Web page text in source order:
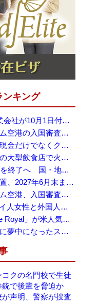
ンキング
タイ3空港高速鉄道、事業会社が10月1日付の契約終了を通知 「現時点での撤退決定ではない」
バンコク・スワンナプーム空港の入国審査に長蛇の列、SNSで「3～4時間待ち」との投稿が拡散
タイ入国の所持金証明、現金だけでなくクレジットカードや銀行明細も提示可能
バンコク・ラプラオ通りの大型飲食店で火災、27人死亡・多数負傷
タイ、ノービザ60日滞在を終了へ 国・地域別に30日・15日へ再編
タイ人の日本ビザ免除措置、2027年6月末まで延長 不安広がる中でひとまず安堵
バンコク・スワンナプーム空港、入国審査で2～3時間待ちの時間帯も 審査厳格化と人員不足が影響か
バンコクのBTS車内でタイ人女性と外国人学生グループが口論、騒音めぐる動画が拡散
プーケットの16歳「Nene Royal」が米人気番組で圧巻の演奏、審査員4人全員が「Yes」
チェンマイでタイ人女性に夢中になったスウェーデン人男性、全財産を失い捨てられる
コクの名門校で生徒
銃で後輩を脅迫か
が声明、警察が捜査